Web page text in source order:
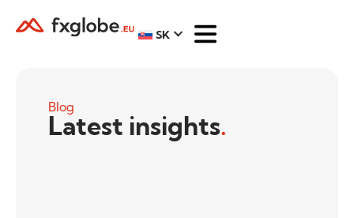
SK
Blog
Latest insights.